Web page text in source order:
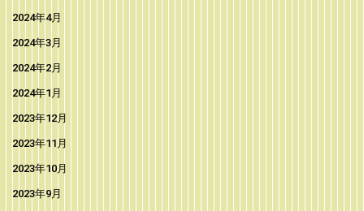
2024年4月
2024年3月
2024年2月
2024年1月
2023年12月
2023年11月
2023年10月
2023年9月